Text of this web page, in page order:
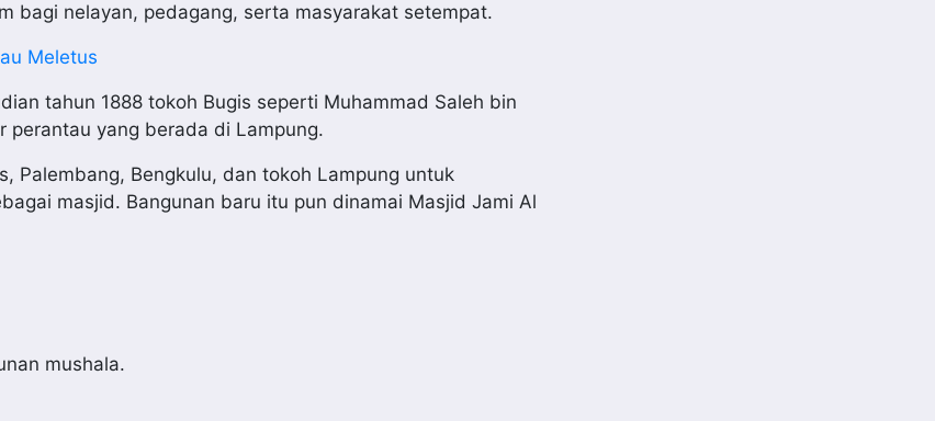
bagi nelayan, pedagang, serta masyarakat setempat.
Meletus
tahun 1888 tokoh Bugis seperti Muhammad Saleh bin
perantau yang berada di Lampung.
Palembang, Bengkulu, dan tokoh Lampung untuk
masjid. Bangunan baru itu pun dinamai Masjid Jami Al
mushala.